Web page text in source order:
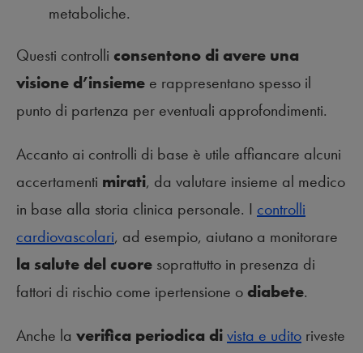
metaboliche.
Questi controlli consentono di avere una
visione d’insieme e rappresentano spesso il
punto di partenza per eventuali approfondimenti.
Accanto ai controlli di base è utile affiancare alcuni
accertamenti mirati, da valutare insieme al medico
in base alla storia clinica personale. I controlli
cardiovascolari, ad esempio, aiutano a monitorare
la salute del cuore soprattutto in presenza di
fattori di rischio come ipertensione odiabete.
Anche la verifica periodica divista e udito riveste